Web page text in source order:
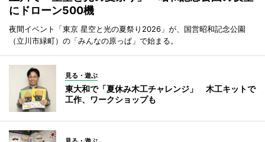
にドローン500機
夜間イベント「東京 星空と光の夏祭り2026」が、国営昭和記念公園
（立川市緑町）の「みんなの原っぱ」で始まる。
見る・遊ぶ
東大和で「夏休み木工チャレンジ」 木工キットで
工作、ワークショップも